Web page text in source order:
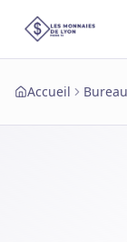
Accueil